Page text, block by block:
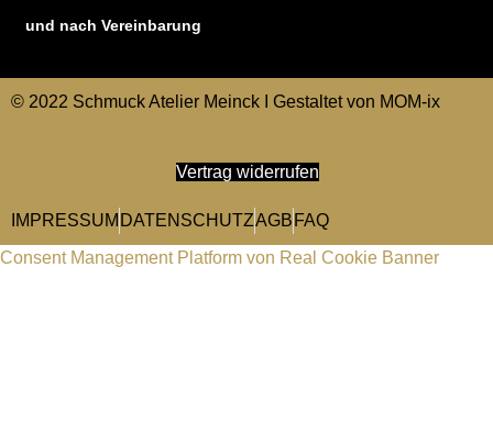
und nach Vereinbarung
© 2022 Schmuck Atelier Meinck I Gestaltet von MOM-ix
Vertrag widerrufen
IMPRESSUM DATENSCHUTZAGB FAQ
Consent Management Platform von Real Cookie Banner